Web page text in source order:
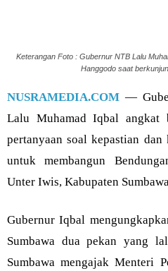
Keterangan Foto : Gubernur NTB Lalu
Hanggodo saat
NUSRAMEDIA.COM —
Lalu Muhamad Iqbal angkat
pertanyaan soal kepastian
untuk membangun
Unter Iwis, Kabupaten
Gubernur Iqbal
Sumbawa dua pekan yang
Sumbawa mengajak Menteri